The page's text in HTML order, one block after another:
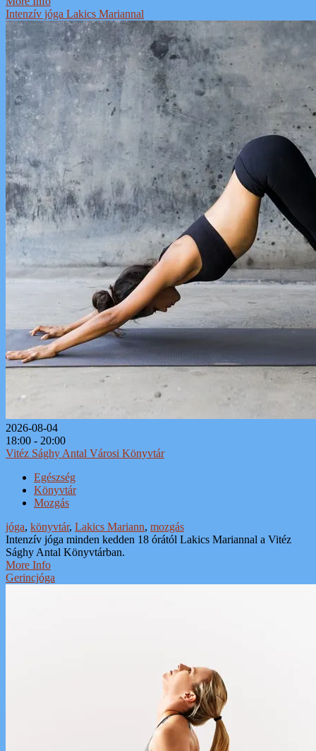
Intenzív jóga Lakics Mariannal
2026-08-04
18:00 - 20:00
Vitéz Sághy Antal Városi Könyvtár
Egészség
Könyvtár
Mozgás
jóga, könyvtár, Lakics Mariann, mozgás
Intenzív jóga minden kedden 18 órától Lakics Mariannal a Vitéz
Sághy Antal Könyvtárban.
More Info
Gerincjóga